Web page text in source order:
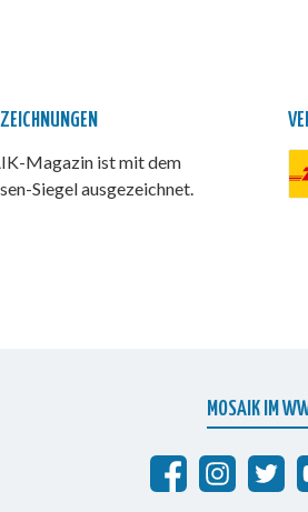
Magazin ist mit dem
Siegel ausgezeichnet.
MOSAIK IM
Abrafaxe aufMOSAIK auf